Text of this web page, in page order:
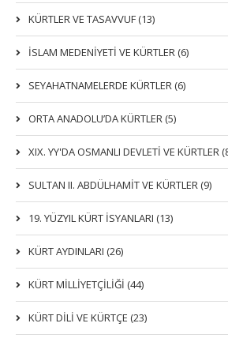
KÜRTLER VE TASAVVUF (13)
İSLAM MEDENİYETİ VE KÜRTLER (6)
SEYAHATNAMELERDE KÜRTLER (6)
ORTA ANADOLU’DA KÜRTLER (5)
XIX. YY'DA OSMANLI DEVLETI VE KÜRTLER
SULTAN II. ABDÜLHAMİT VE KÜRTLER (9)
19. YÜZYIL KÜRT İSYANLARI (13)
KÜRT AYDINLARI (26)
KÜRT MİLLİYETÇİLİĞİ (44)
KÜRT DİLİ VE KÜRTÇE (23)